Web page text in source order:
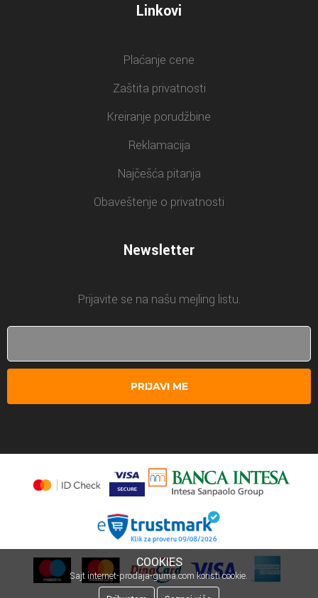
Linkovi
Plaćanje cene
Zaštita privatnosti
Kreiranje porudžbine
Reklamacija
Najčešća pitanja
Obaveštenje o privatnosti
Newsletter
Prijavite se na našu mejling listu.
PRIJAVI ME
COOKIES
Sajt internet-prodaja-guma.com koristi cookie.